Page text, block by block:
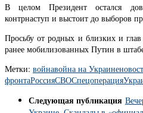
В целом Президент остался
контрнаступ и выстоит до выборов
Просьбу от родных и близких и
ранее мобилизованных Путин в
Метки: войнавойна на Украине
фронтаРоссияСВОСпецоперация
Следующая публикация